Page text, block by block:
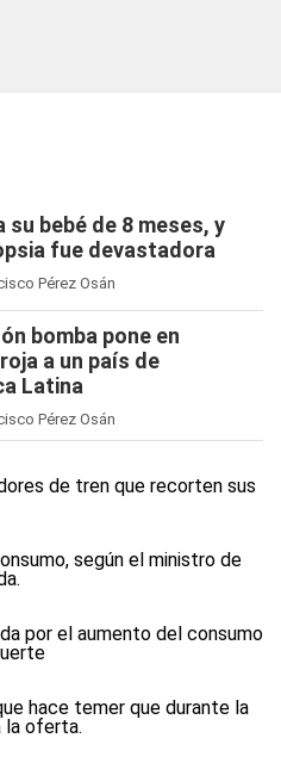
su bebé de 8 meses, y
fue devastadora
Pérez Osán
bomba pone en
a un país de
Latina
Pérez Osán
de tren que recorten sus
según el ministro de
por el aumento del consumo
hace temer que durante la
la oferta.